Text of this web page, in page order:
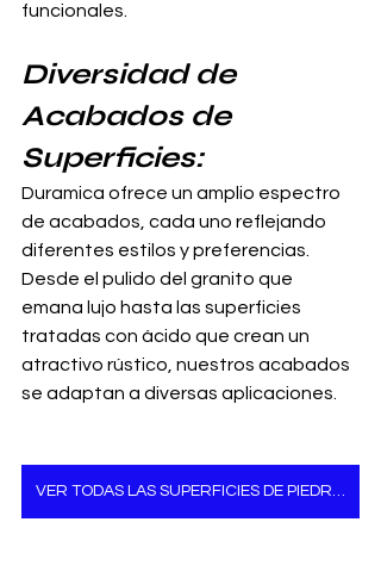
funcionales.
Diversidad de
Acabados de
Superficies:
Duramica ofrece un amplio espectro
de acabados, cada uno reflejando
diferentes estilos y preferencias.
Desde el pulido del granito que
emana lujo hasta las superficies
tratadas con ácido que crean un
atractivo rústico, nuestros acabados
se adaptan a diversas aplicaciones.
VER TODAS LAS SUPERFICIES DE PIEDRA NATURAL